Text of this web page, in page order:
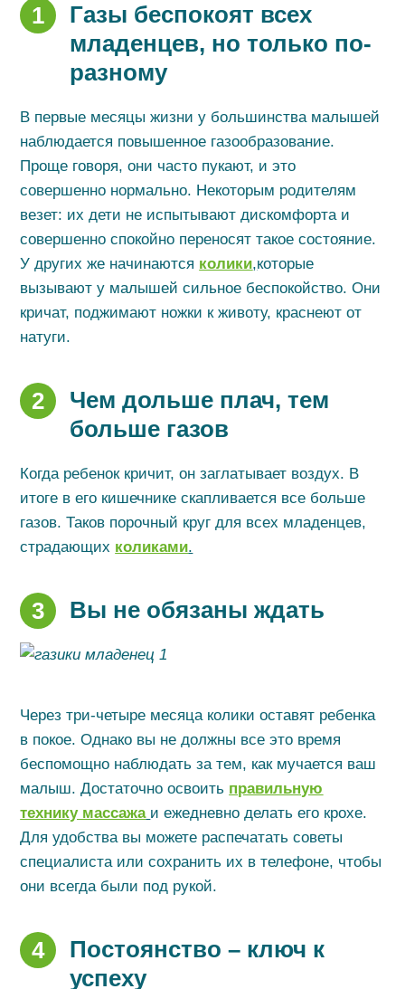
1
Газы беспокоят всех
младенцев, но только по-
разному
В первые месяцы жизни у большинства малышей
наблюдается повышенное газообразование.
Проще говоря, они часто пукают, и это
совершенно нормально. Некоторым родителям
везет: их дети не испытывают дискомфорта и
совершенно спокойно переносят такое состояние.
У других же начинаются колики,которые
вызывают у малышей сильное беспокойство. Они
кричат, поджимают ножки к животу, краснеют от
натуги.
2
Чем дольше плач, тем
больше газов
Когда ребенок кричит, он заглатывает воздух. В
итоге в его кишечнике скапливается все больше
газов. Таков порочный круг для всех младенцев,
страдающих коликами.
3 Вы не обязаны ждать
Через три-четыре месяца колики оставят ребенка
в покое. Однако вы не должны все это время
беспомощно наблюдать за тем, как мучается ваш
малыш. Достаточно освоить правильную
технику массажа и ежедневно делать его крохе.
Для удобства вы можете распечатать советы
специалиста или сохранить их в телефоне, чтобы
они всегда были под рукой.
4
Постоянство – ключ к
успеху